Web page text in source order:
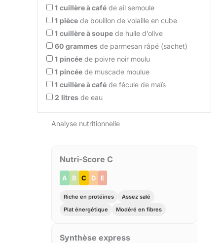
1 cuillère à café de ail semoule
1 pièce de bouillon de volaille en cube
1 cuillère à soupe de huile d’olive
60 grammes de parmesan râpé (sachet)
1 pincée de poivre noir moulu
1 pincée de muscade moulue
1 cuillère à café de fécule de maïs
2 litres de eau
Analyse nutritionnelle
Nutri-Score C
A B C D E
Riche en protéines
Assez salé
Plat énergétique
Modéré en fibres
Synthèse express